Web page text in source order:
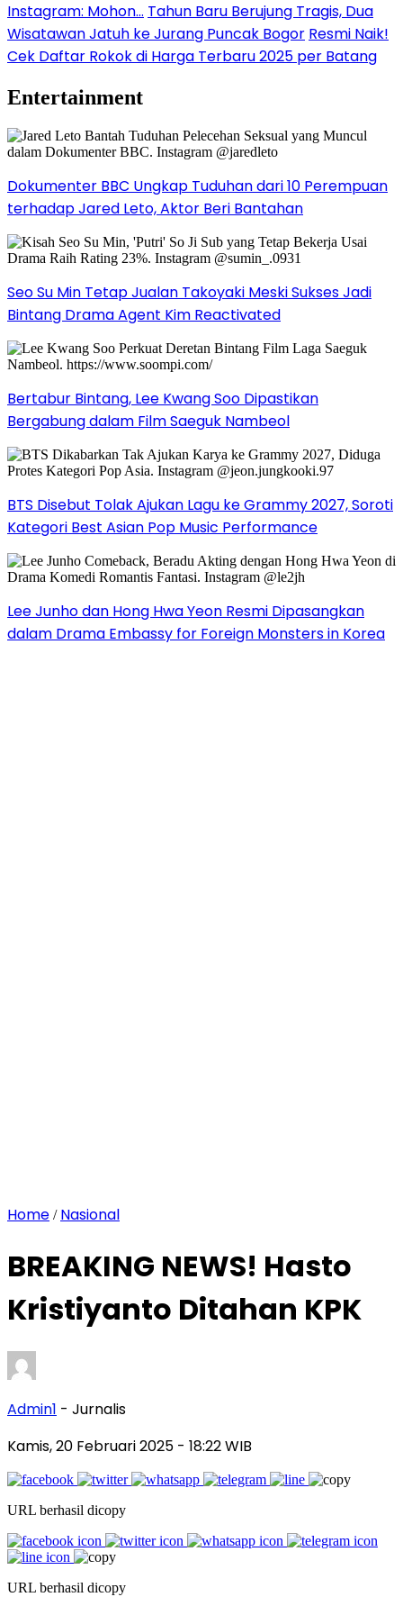
Instagram: Mohon… Tahun Baru Berujung Tragis, Dua
Wisatawan Jatuh ke Jurang Puncak Bogor Resmi Naik!
Cek Daftar Rokok di Harga Terbaru 2025 per Batang
Entertainment
Dokumenter BBC Ungkap Tuduhan dari 10 Perempuan
terhadap Jared Leto, Aktor Beri Bantahan
Seo Su Min Tetap Jualan Takoyaki Meski Sukses Jadi
Bintang Drama Agent Kim Reactivated
Bertabur Bintang, Lee Kwang Soo Dipastikan
Bergabung dalam Film Saeguk Nambeol
BTS Disebut Tolak Ajukan Lagu ke Grammy 2027, Soroti
Kategori Best Asian Pop Music Performance
Lee Junho dan Hong Hwa Yeon Resmi Dipasangkan
dalam Drama Embassy for Foreign Monsters in Korea
Home / Nasional
BREAKING NEWS! Hasto
Kristiyanto Ditahan KPK
Admin1 - Jurnalis
Kamis, 20 Februari 2025 - 18:22 WIB
URL berhasil dicopy
URL berhasil dicopy